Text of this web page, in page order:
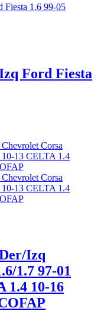
Ford Fiesta
Izq
1.7 97-01
1.4 10-16